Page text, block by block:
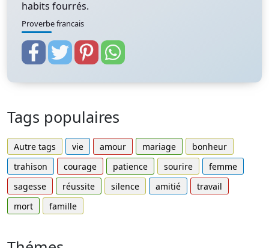
habits fourrés.
Proverbe francais
Tags populaires
Autre tags vie amour mariage
bonheur
trahison
courage patience sourire
femme
sagesse
réussite silence amitié
travail
mort
famille